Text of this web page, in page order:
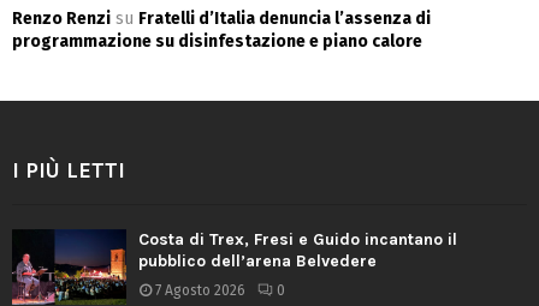
Renzo Renzi su Fratelli d’Italia denuncia l’assenza di
programmazione su disinfestazione e piano calore
I PIÙ LETTI
Costa di Trex, Fresi e Guido incantano il
pubblico dell’arena Belvedere
7 Agosto 2026 0